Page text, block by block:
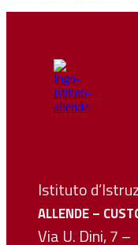
Istituto
ALLENDE –
Via U. Dini, 7